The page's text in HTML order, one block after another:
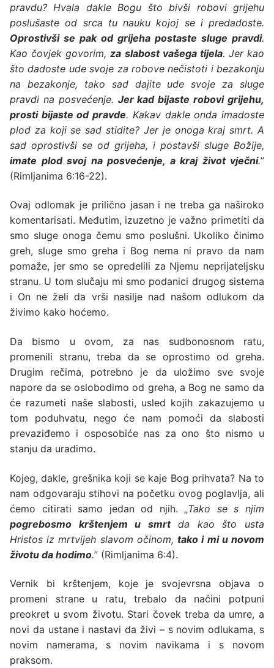
pravdu? Hvala dakle Bogu što bivši robovi grijehu
poslušaste od srca tu nauku kojoj se i predadoste.
Oprostivši se pak od grijeha postaste sluge pravdi.
Kao čovjek govorim,za slabost vašega tijela. Jer kao
što dadoste ude svoje za robove nečistoti i bezakonju
na bezakonje, tako sad dajite ude svoje za sluge
pravdi na posvećenje. Jer kad bijaste robovi grijehu,
prosti bijaste od pravde. Kakav dakle onda imadoste
plod za koji se sad stidite? Jer je onoga kraj smrt. A
sad oprostivši se od grijeha, i postavši sluge Božije,
imate plod svoj na posvećenje, a kraj život vječni.”
(Rimljanima 6:16-22).
Ovaj odlomak je prilično jasan i ne treba ga naširoko
komentarisati. Međutim, izuzetno je važno primetiti da
smo sluge onoga čemu smo poslušni. Ukoliko činimo
greh, sluge smo greha i Bog nema ni pravo da nam
pomaže, jer smo se opredelili za Njemu neprijateljsku
stranu. U tom slučaju mi smo podanici drugog sistema
i On ne želi da vrši nasilje nad našom odlukom da
živimo kako hoćemo.
Da bismo u ovom, za nas sudbonosnom ratu,
promenili stranu, treba da se oprostimo od greha.
Drugim rečima, potrebno je da uložimo sve svoje
napore da se oslobodimo od greha, a Bog ne samo da
će razumeti naše slabosti, usled kojih zakazujemo u
tom poduhvatu, nego će nam pomoći da slabosti
prevaziđemo i osposobiće nas za ono što nismo u
stanju da uradimo.
Kojeg, dakle, grešnika koji se kaje Bog prihvata? Na to
nam odgovaraju stihovi na početku ovog poglavlja, ali
ćemo citirati samo jedan od njih. „Tako se s njim
pogrebosmo krštenjem u smrtda kao što usta
Hristos iz mrtvijeh slavom očinom,tako i mi u novom
životu da hodimo.” (Rimljanima 6:4).
Vernik bi krštenjem, koje je svojevrsna objava o
promeni strane u ratu, trebalo da načini potpuni
preokret u svom životu. Stari čovek treba da umre, a
novi da ustane i nastavi da živi – s novim odlukama, s
novim namerama, s novim navikama i s novom
praksom.